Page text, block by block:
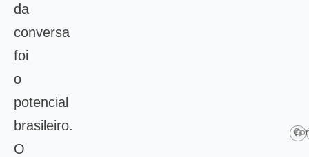
da
conversa
foi
o
potencial
brasileiro.
O